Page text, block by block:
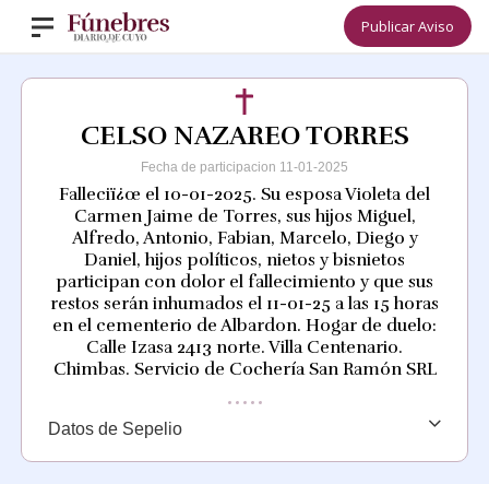
Publicar Aviso
CELSO NAZAREO TORRES
Fecha de participacion 11-01-2025
Falleciï¿œ el 10-01-2025. Su esposa Violeta del
Carmen Jaime de Torres, sus hijos Miguel,
Alfredo, Antonio, Fabian, Marcelo, Diego y
Daniel, hijos políticos, nietos y bisnietos
participan con dolor el fallecimiento y que sus
restos serán inhumados el 11-01-25 a las 15 horas
en el cementerio de Albardon. Hogar de duelo:
Calle Izasa 2413 norte. Villa Centenario.
Chimbas. Servicio de Cochería San Ramón SRL
Datos de Sepelio